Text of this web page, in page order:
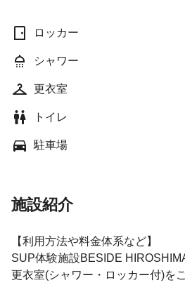
ロッカー
シャワー
更衣室
トイレ
駐車場
施設紹介
【利用方法や料金体系など】
SUP体験施設BESIDE
更衣室(シャワー・ロッカー付)を